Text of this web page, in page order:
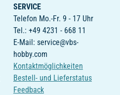
SERVICE
Telefon Mo.-Fr. 9 - 17 Uhr
Tel.: +49 4231 - 668 11
E-Mail: service@vbs-
hobby.com
Kontaktmöglichkeiten
Bestell- und Lieferstatus
Feedback